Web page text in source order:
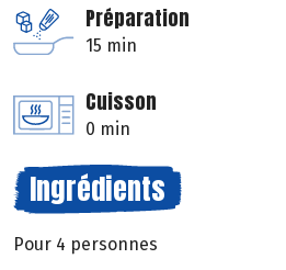
Préparation
15 min
Cuisson
0 min
Ingrédients
Pour 4 personnes